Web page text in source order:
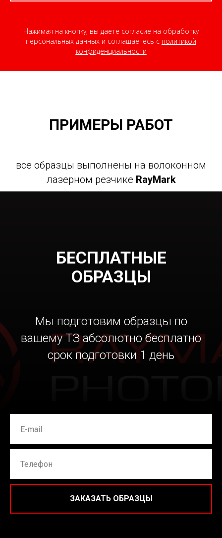
Нажимая на кнопку, вы даете согласие на обработку
персональных данных и соглашаетесь c политикой
конфиденциальности
ПРИМЕРЫ РАБОТ
все образцы выполнены на волоконном
лазерном резчике RayMark
БЕСПЛАТНЫЕ
ОБРАЗЦЫ
Мы подготовим образцы по
вашему ТЗ абсолютно бесплатно
срок подготовки 1 день
ЗАКАЗАТЬ ОБРАЗЦЫ